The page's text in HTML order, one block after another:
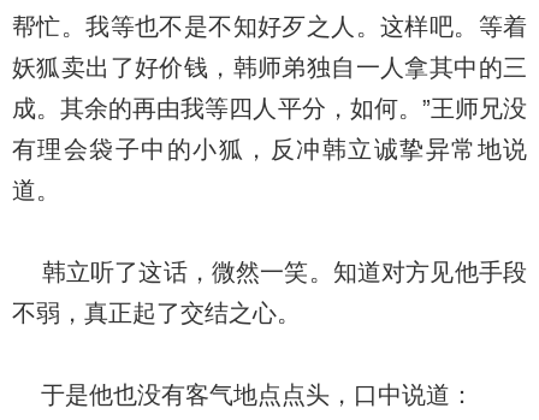
帮忙。我等也不是不知好歹之人。这样吧。等着
妖狐卖出了好价钱，韩师弟独自一人拿其中的三
成。其余的再由我等四人平分，如何。”王师兄没
有理会袋子中的小狐，反冲韩立诚挚异常地说
道。
韩立听了这话，微然一笑。知道对方见他手段
不弱，真正起了交结之心。
于是他也没有客气地点点头，口中说道：